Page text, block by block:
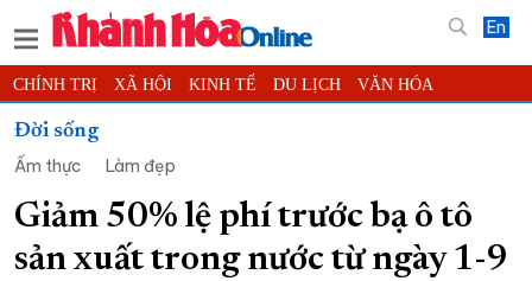
En
CHÍNH TRỊ XÃ HỘI KINH TẾ DU LỊCH VĂN HÓA
THỂ THAO
KHOA HỌC - CÔNG NGHỆ
THẾ GIỚI MULTIMEDIA VIDEO ĐỌC BÁO ONLINE
PODCAST THÔNG TIN - QUẢNG CÁO
Đời sống
Ẩm thực
Làm đẹp
Giảm 50% lệ phí trước bạ ô tô
sản xuất trong nước từ ngày 1-9